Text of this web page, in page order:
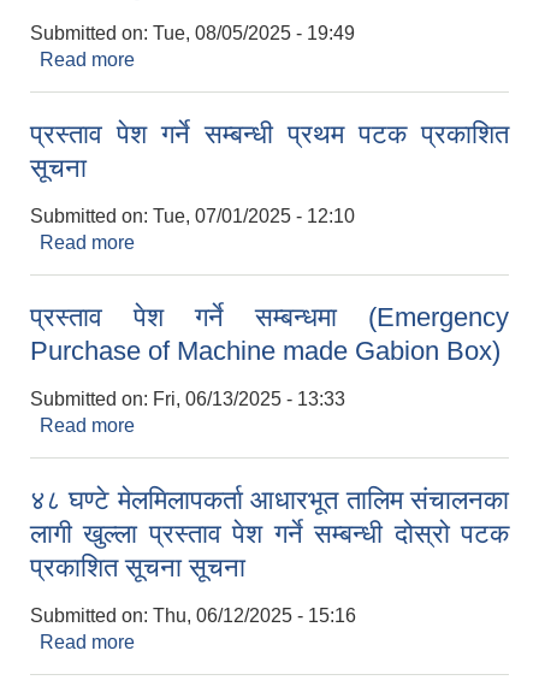
Submitted on: Tue, 08/05/2025 - 19:49
Read more
प्रस्ताव पेश गर्ने सम्बन्धी प्रथम पटक प्रकाशित
सूचना
Submitted on: Tue, 07/01/2025 - 12:10
Read more
प्रस्ताव पेश गर्ने सम्बन्धमा (Emergency
Purchase of Machine made Gabion Box)
Submitted on: Fri, 06/13/2025 - 13:33
Read more
४८ घण्टे मेलमिलापकर्ता आधारभूत तालिम संचालनका
लागी खुल्ला प्रस्ताव पेश गर्ने सम्बन्धी दोस्रो पटक
प्रकाशित सूचना सूचना
Submitted on: Thu, 06/12/2025 - 15:16
Read more